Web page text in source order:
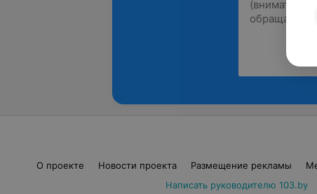
О проекте Новости проекта Размещение рекламы
Написать руководителю 103.by